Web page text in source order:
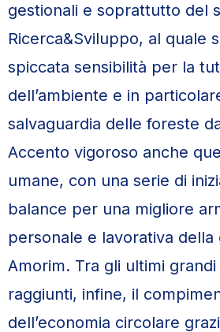
gestionali e soprattutto del
Ricerca&Sviluppo, al quale
spiccata sensibilità per la
dell’ambiente e in
salvaguardia delle foreste
Accento vigoroso anche
umane, con una serie di
balance per una migliore
personale e lavorativa della
Amorim. Tra gli ultimi
raggiunti, infine, il
dell’economia circolare